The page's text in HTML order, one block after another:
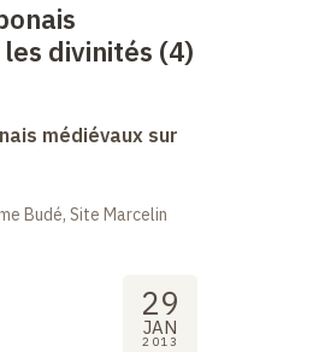
divinités (4)
médiévaux sur
Budé, Site Marcelin
29
JAN
2013